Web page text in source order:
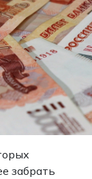
забрать